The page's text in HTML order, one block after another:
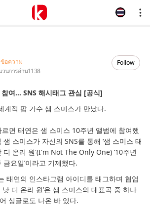
ข้อความ
วนการอ่าน1138
Follow
여… SNS 해시태그 관심 [공식]
계적 팝 가수 샘 스미스가 만났다.
면 태연은 샘 스미스 10주년 앨범에 참여했
스미스가 자신의 SNS를 통해 ‘샘 스미스 태
디 온리 원'(I'm Not The Only One) ‘10주년
금요일’이라고 기제했다.
태연의 인스타그램 아이디를 태그하며 협업
낫 디 온리 원’은 샘 스미스의 대표곡 중 하나
싱글로도 나온 바 있다.